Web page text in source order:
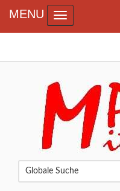
MENU Toggle navigation